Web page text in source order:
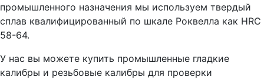
промышленного назначения мы используем твердый
сплав квалифицированный по шкале Роквелла как HRC
58-64.
У нас вы можете купить промышленные гладкие
калибры и резьбовые калибры для проверки